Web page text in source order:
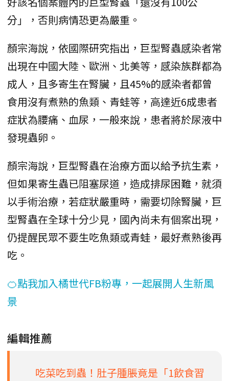
分」，否則病情恐更為嚴重。
顏宗海說，依國際研究指出，巨型腎蟲感染者常
出現在中國大陸、歐洲、北美等，感染族群都為
成人，且多寄生在腎臟，且45%的感染者都曾
食用沒有煮熟的魚類、青蛙等，高達近6成患者
症狀為腰痛、血尿，一般來說，患者將於尿液中
發現蟲卵。
顏宗海說，巨型腎蟲在治療方面以給予抗生素，
但如果寄生蟲已阻塞尿道，造成排尿困難，就須
以手術治療，若症狀嚴重時，需要切除腎臟，巨
型腎蟲在全球十分少見，國內尚未有個案出現，
仍提醒民眾不要生吃魚類或青蛙，最好煮熟後再
吃。
🍊點我加入橘世代FB粉專，一起展開人生新風
景
編輯推薦
吃菜吃到蟲！肚子腫脹竟是「1飲食習